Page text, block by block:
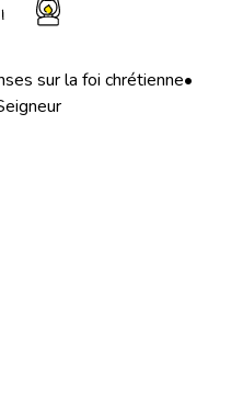
sur la foi chrétienne•